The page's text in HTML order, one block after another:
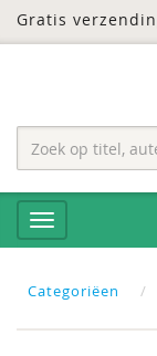
Gratis
Categoriëen